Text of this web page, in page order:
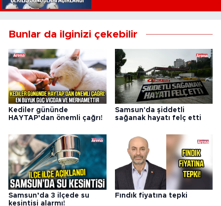
Bunlar da ilginizi çekebilir
Kediler gününde
HAYTAP’dan önemli çağrı!
Samsun'da şiddetli
sağanak hayatı felç etti
Samsun’da 3 ilçede su
kesintisi alarmı!
Fındık fiyatına tepki